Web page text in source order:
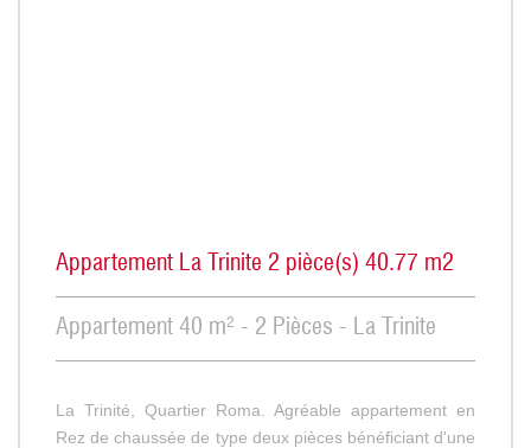
Appartement La Trinite 2 pièce(s) 40.77 m2
Appartement 40 m² - 2 Pièces - La Trinite
La Trinité, Quartier Roma. Agréable appartement en
Rez de chaussée de type deux pièces bénéficiant d'une